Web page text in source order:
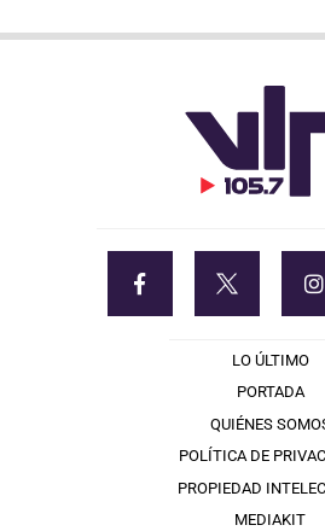
LO ÚLTIMO
PORTADA
QUIÉNES
POLÍTICA DE
PROPIEDAD
MEDIAKIT